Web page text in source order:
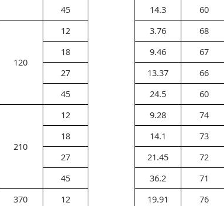
45 14.3 60
120
12 3.76 68
18 9.46 67
27 13.37 66
45 24.5 60
210
12 9.28 74
18 14.1 73
27 21.45 72
45 36.2 71
370 12 19.91 76